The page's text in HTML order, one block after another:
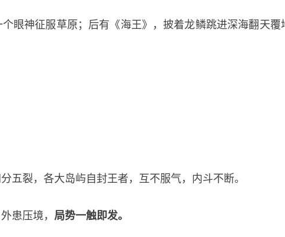
眼神征服草原；后有《海王》，披着龙鳞跳进深海翻天
五裂，各大岛屿自封王者，互不服气，内斗不断。
患压境， 局势一触即发。